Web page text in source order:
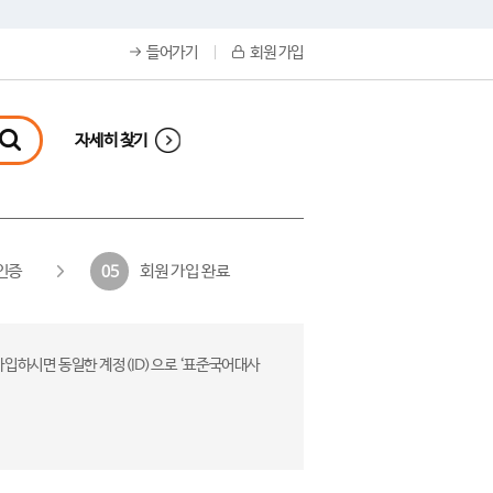
들어가기 회원 가입
자세히 찾기
증 05 회원 가입 완료
하시면 동일한 계정(ID)으로 ‘표준국어대사